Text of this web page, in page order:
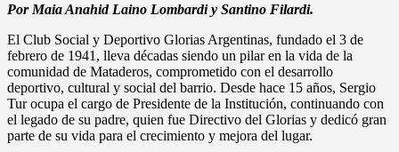
Por Maia Anahid Laino Lombardi y Santino Filardi.
El Club Social y Deportivo Glorias Argentinas, fundado el 3 de
febrero de 1941, lleva décadas siendo un pilar en la vida de la
comunidad de Mataderos, comprometido con el desarrollo
deportivo, cultural y social del barrio. Desde hace 15 años, Sergio
Tur ocupa el cargo de Presidente de la Institución, continuando con
el legado de su padre, quien fue Directivo del Glorias y dedicó gran
parte de su vida para el crecimiento y mejora del lugar.